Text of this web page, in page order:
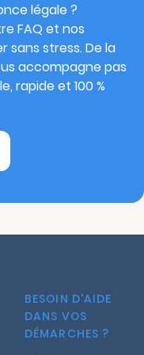
légale ?
FAQ et nos
sans stress. De la
accompagne pas
rapide et 100 %
BESOIN D'AIDE
DANS VOS
DÉMARCHES ?